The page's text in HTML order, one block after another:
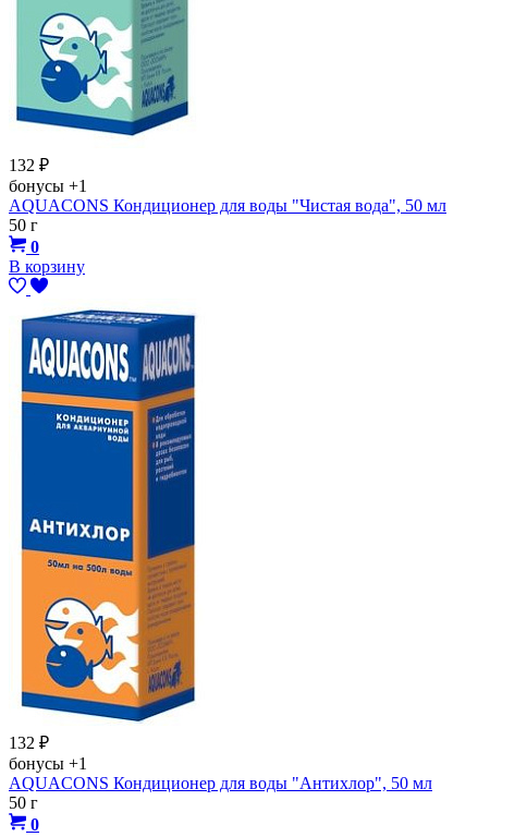
132 ₽
бонусы +1
AQUACONS Кондиционер для воды "Чистая вода", 50 мл
50 г
0
В корзину
132 ₽
бонусы +1
AQUACONS Кондиционер для воды "Антихлор", 50 мл
50 г
0